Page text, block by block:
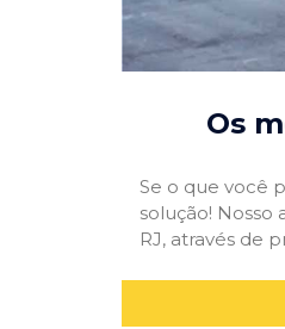
Os
Se o que você
solução!
RJ, através de